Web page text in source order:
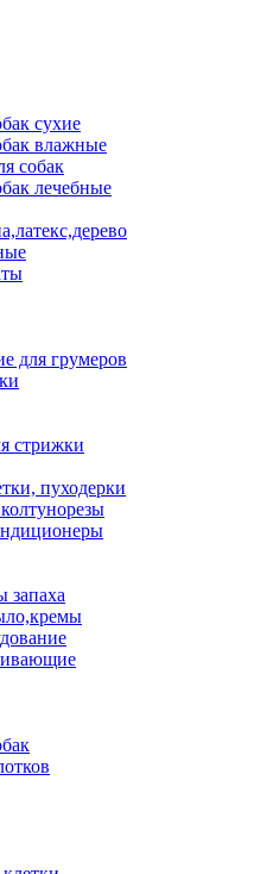
сухие
влажные
собак
лечебные
для грумеров
стрижки
пуходерки
запаха